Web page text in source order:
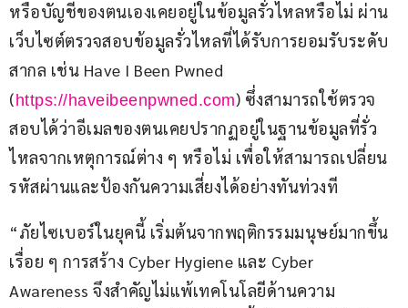
หรือบัญชีของตนเองเคยอยู่ในข้อมูลรั่วไหลหรือไม่ ผ่าน
เว็บไซต์ตรวจสอบข้อมูลรั่วไหลที่ได้รับการยอมรับระดับ
สากล เช่น Have I Been Pwned
( https://haveibeenpwned.com) ซึ่งสามารถใช้ตรวจ
สอบได้ว่าอีเมลของตนเคยปรากฏอยู่ในฐานข้อมูลที่รั่ว
ไหลจากเหตุการณ์ต่าง ๆ หรือไม่ เพื่อให้สามารถเปลี่ยน
รหัสผ่านและป้องกันความเสี่ยงได้อย่างทันท่วงที
“ภัยไซเบอร์ในยุคนี้ เริ่มต้นจากพฤติกรรมมนุษย์มากขึ้น
เรื่อย ๆ การสร้าง Cyber Hygiene และ Cyber
Awareness จึงสำคัญไม่แพ้เทคโนโลยีด้านความ